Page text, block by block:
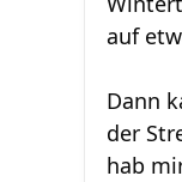
auf
Dann
der
hab